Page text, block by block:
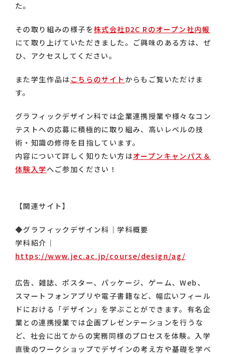
た。
その取り組みの様子を株式会社D2C Rのオープン社内報
にて取り上げていただきました。ご興味のある方は、ぜ
ひ、アクセスしてください。
また学生作品は こちらのサイト からもご覧いただけま
す。
グラフィックデザイン科では企業連携授業や様々なコン
テストへの応募に積極的に取り組み、高いレベルの技
術・知識の修得を目指しています。
内容について詳しく知りたい方はオープンキャンパス＆
体験入学 へご参加ください！
【関連サイト】
◆グラフィックデザイン科｜学科概要
学科紹介｜
https://www.jec.ac.jp/course/design/ag/
広告、雑誌、ポスター、パッケージ、ゲーム、Web、
スマートフォンアプリや電子書籍など、幅広いフィール
ドにおける「デザイン」を学ぶことができます。有名企
業との連携授業では企画プレゼンテーションを行うな
ど、社会に出てからの実務同様のプロセスを体験。入学
直後のワークショップでデザインの考え方や基礎を学べ